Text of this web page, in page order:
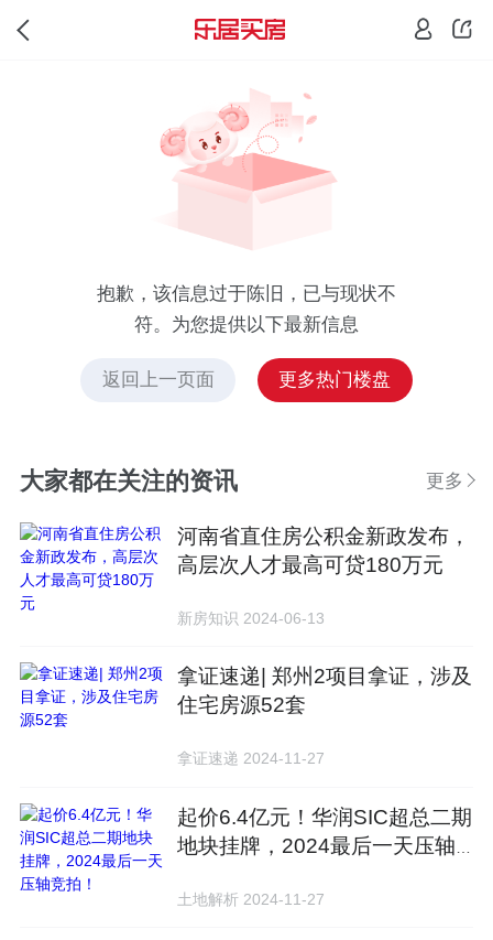
抱歉，该信息过于陈旧，已与现状不
符。为您提供以下最新信息
返回上一页面 更多热门楼盘
大家都在关注的资讯 更多
河南省直住房公积金新政发布，
高层次人才最高可贷180万元
新房知识 2024-06-13
拿证速递| 郑州2项目拿证，涉及
住宅房源52套
拿证速递 2024-11-27
起价6.4亿元！华润SIC超总二期
地块挂牌，2024最后一天压轴
土地解析 2024-11-27